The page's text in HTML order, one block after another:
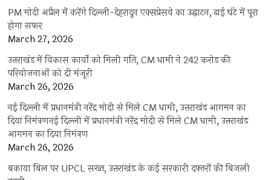
PM मोदी अप्रैल में करेंगे दिल्ली-देहरादून एक्सप्रेसवे का उद्घाटन, ढाई घंटे में पूरा
होगा सफर
March 27, 2026
उत्तराखंड में विकास कार्यों को मिली गति, CM धामी ने 242 करोड़ की
परियोजनाओं को दी मंजूरी
March 26, 2026
नई दिल्ली में प्रधानमंत्री नरेंद्र मोदी से मिले CM धामी, उत्तराखंड आगमन का
दिया निमंत्रणनई दिल्ली में प्रधानमंत्री नरेंद्र मोदी से मिले CM धामी, उत्तराखंड
आगमन का दिया निमंत्रण
March 26, 2026
बकाया बिल पर UPCL सख्त, उत्तराखंड के कई सरकारी दफ्तरों की बिजली